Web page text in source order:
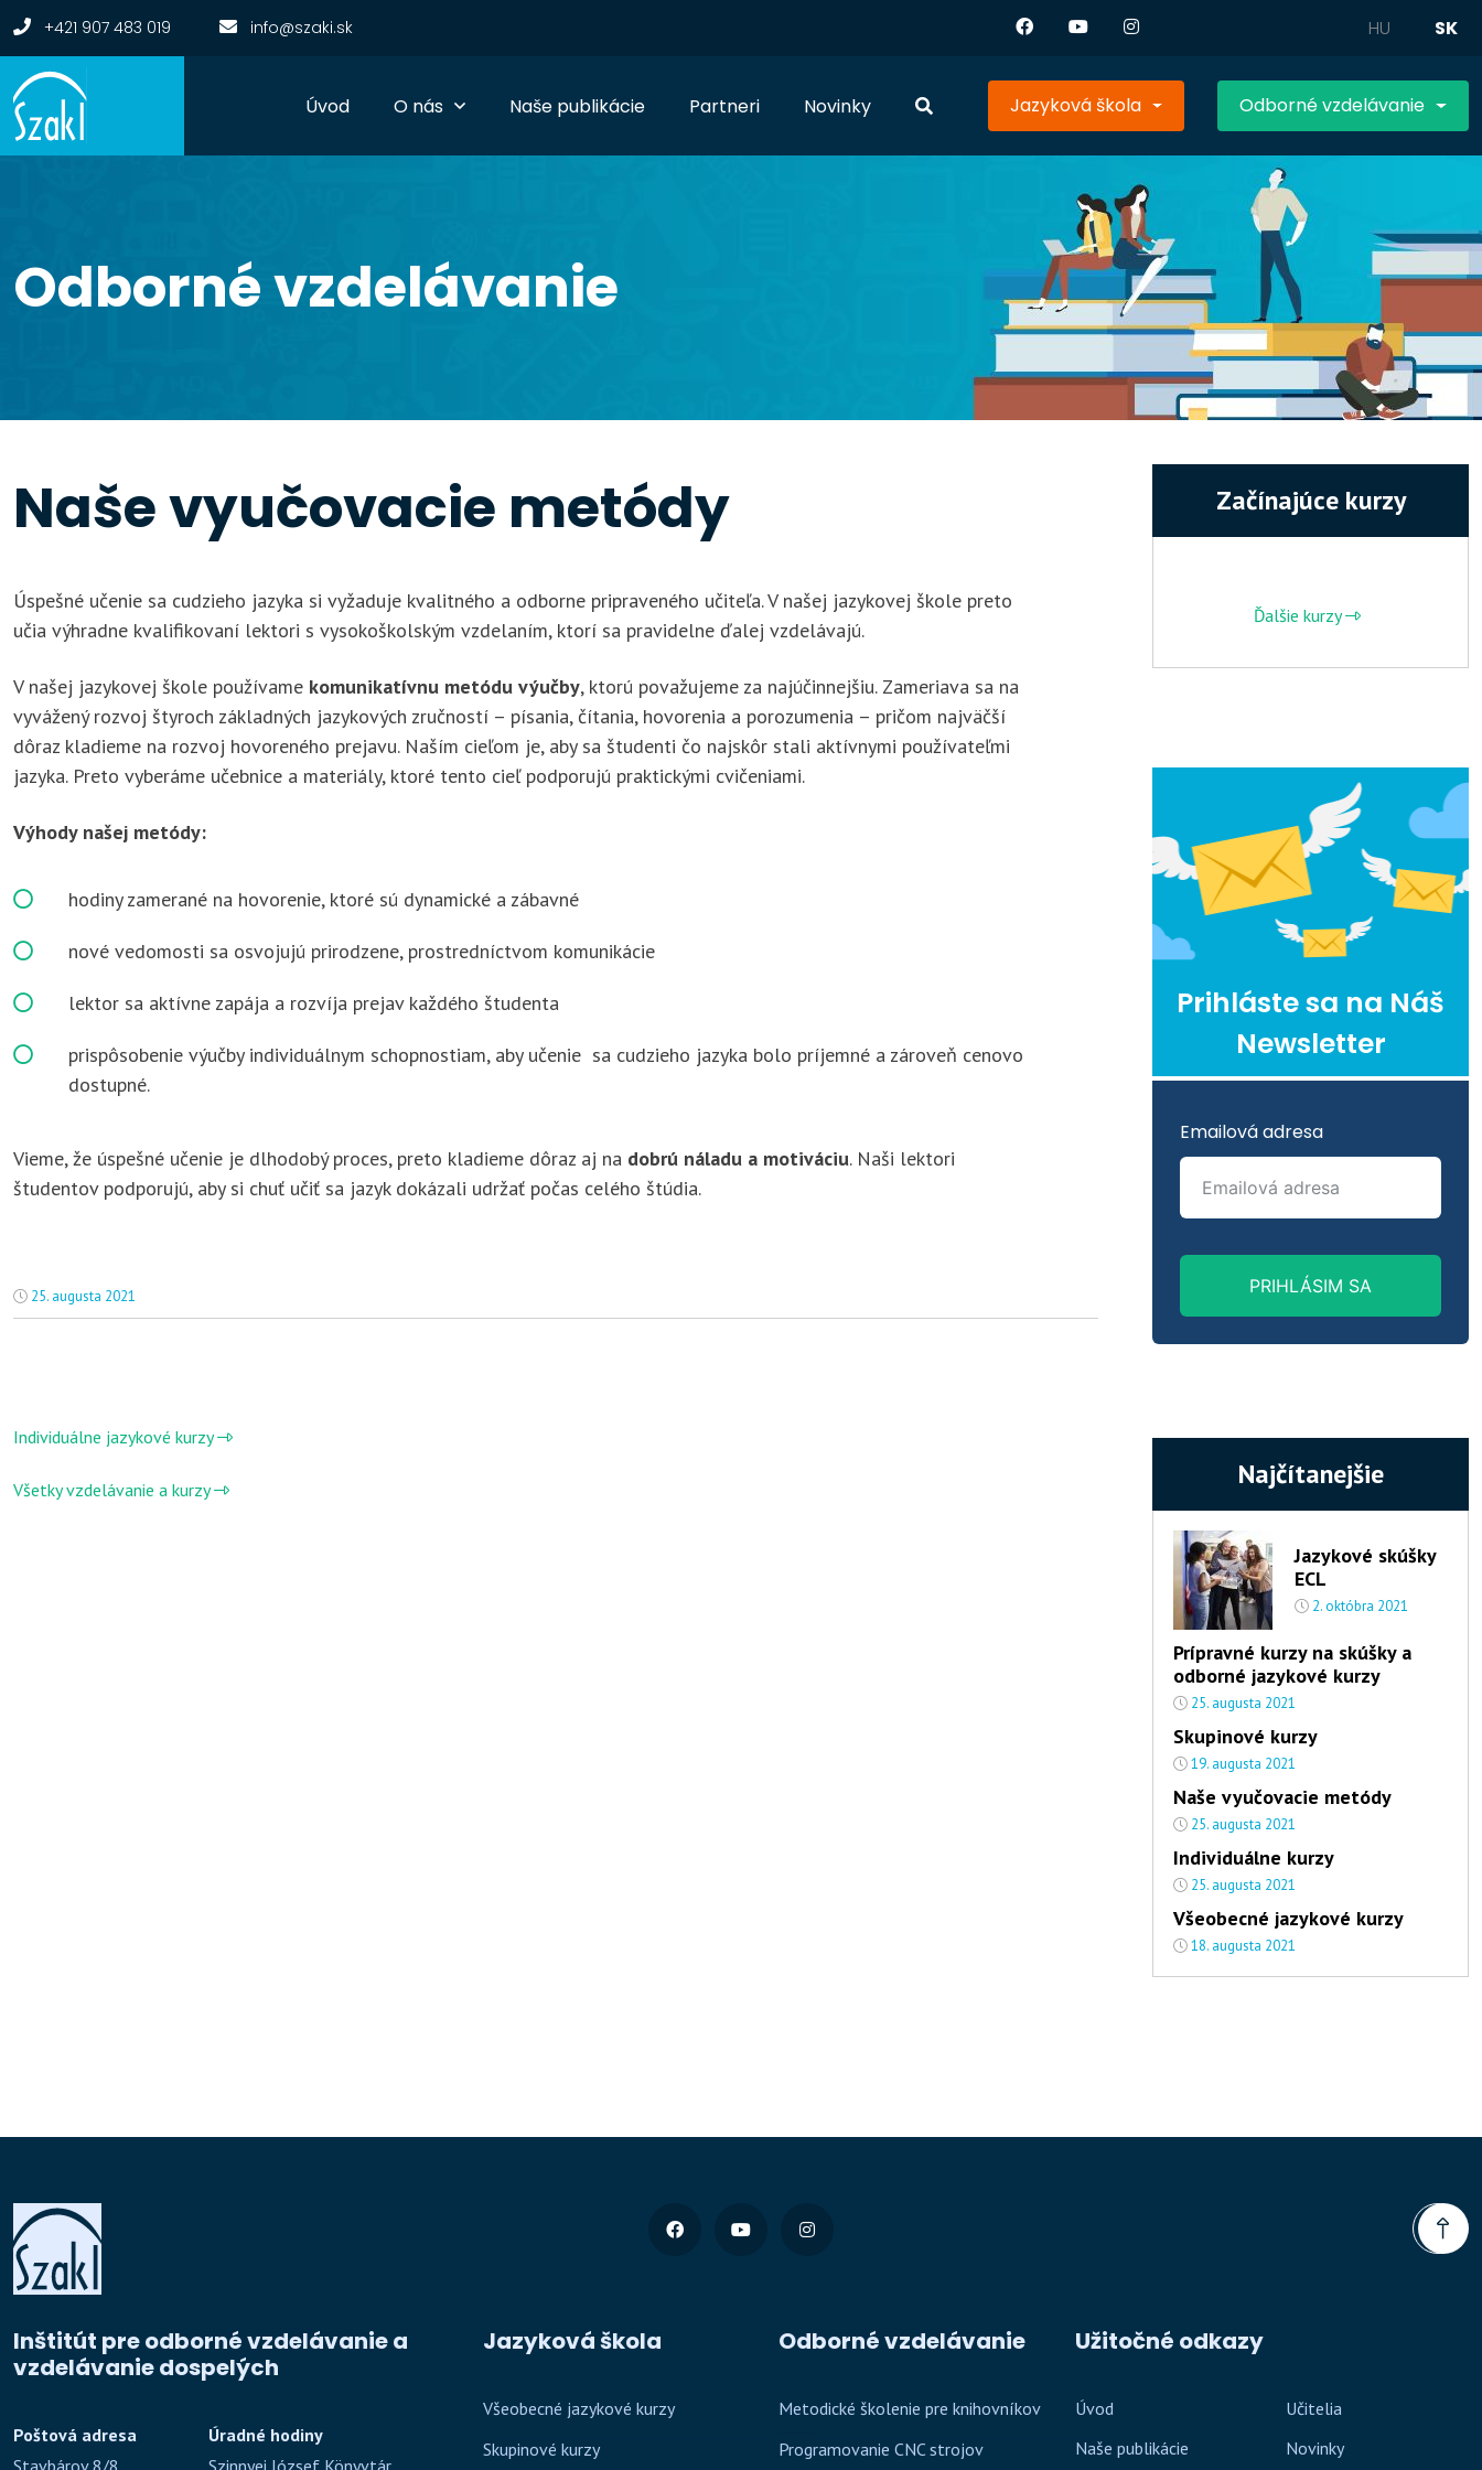
+421 907 483 019 info@szaki.sk HU SK
Úvod O nás Naše publikácie Partneri Novinky Jazyková škola Odborné vzdelávanie
Odborné vzdelávanie
Naše vyučovacie metódy
Úspešné učenie sa cudzieho jazyka si vyžaduje kvalitného a odborne pripraveného učiteľa. V našej jazykovej škole preto
učia výhradne kvalifikovaní lektori s vysokoškolským vzdelaním, ktorí sa pravidelne ďalej vzdelávajú.
V našej jazykovej škole používame komunikatívnu metódu výučby, ktorú považujeme za najúčinnejšiu. Zameriava sa na
vyvážený rozvoj štyroch základných jazykových zručností – písania, čítania, hovorenia a porozumenia – pričom najväčší
dôraz kladieme na rozvoj hovoreného prejavu. Naším cieľom je, aby sa študenti čo najskôr stali aktívnymi používateľmi
jazyka. Preto vyberáme učebnice a materiály, ktoré tento cieľ podporujú praktickými cvičeniami.
Výhody našej metódy:
hodiny zamerané na hovorenie, ktoré sú dynamické a zábavné
nové vedomosti sa osvojujú prirodzene, prostredníctvom komunikácie
lektor sa aktívne zapája a rozvíja prejav každého študenta
prispôsobenie výučby individuálnym schopnostiam, aby učenie sa cudzieho jazyka bolo príjemné a zároveň cenovo
dostupné.
Vieme, že úspešné učenie je dlhodobý proces, preto kladieme dôraz aj na dobrú náladu a motiváciu. Naši lektori
študentov podporujú, aby si chuť učiť sa jazyk dokázali udržať počas celého štúdia.
25. augusta 2021
Individuálne jazykové kurzy
Všetky vzdelávanie a kurzy
Začínajúce kurzy
Ďalšie kurzy
Prihláste sa na Náš
Newsletter
Emailová adresa
PRIHLÁSIM SA
Najčítanejšie
Jazykové skúšky
ECL
2. októbra 2021
Prípravné kurzy na skúšky a
odborné jazykové kurzy
25. augusta 2021
Skupinové kurzy
19. augusta 2021
Naše vyučovacie metódy
25. augusta 2021
Individuálne kurzy
25. augusta 2021
Všeobecné jazykové kurzy
18. augusta 2021
Inštitút pre odborné vzdelávanie a
vzdelávanie dospelých
Poštová adresa
Stavbárov 8/8
Úradné hodiny
Szinnyei József Könyvtár,
Jazyková škola
Všeobecné jazykové kurzy
Skupinové kurzy
Odborné vzdelávanie
Metodické školenie pre knihovníkov
Programovanie CNC strojov
Užitočné odkazy
Úvod
Naše publikácie
Učitelia
Novinky